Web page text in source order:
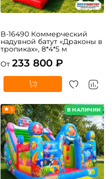
B-16490 Коммерческий
надувной батут «Драконы в
тропиках», 8*4*5 м
От
В НАЛИЧИИ
5